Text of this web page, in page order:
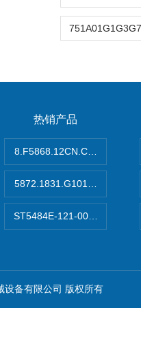
热销产品
8.F5868.12CN.C122德国
5872.1831.G101德国库伯勒
ST5484E-121-0032-00美国
备有限公司 版权所有